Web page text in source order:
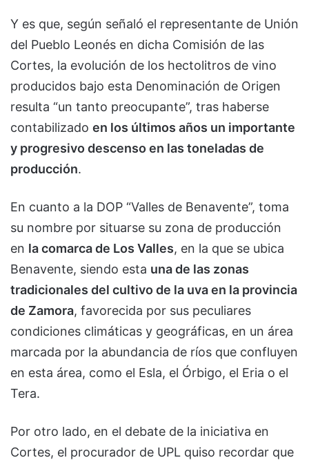
Y es que, según señaló el representante de Unión
del Pueblo Leonés en dicha Comisión de las
Cortes, la evolución de los hectolitros de vino
producidos bajo esta Denominación de Origen
resulta “un tanto preocupante”, tras haberse
contabilizado en los últimos años un importante
y progresivo descenso en las toneladas de
producción.
En cuanto a la DOP “Valles de Benavente”, toma
su nombre por situarse su zona de producción
en la comarca de Los Valles, en la que se ubica
Benavente, siendo esta una de las zonas
tradicionales del cultivo de la uva en la provincia
de Zamora, favorecida por sus peculiares
condiciones climáticas y geográficas, en un área
marcada por la abundancia de ríos que confluyen
en esta área, como el Esla, el Órbigo, el Eria o el
Tera.
Por otro lado, en el debate de la iniciativa en
Cortes, el procurador de UPL quiso recordar que